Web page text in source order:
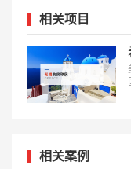
相关项目
相关案例